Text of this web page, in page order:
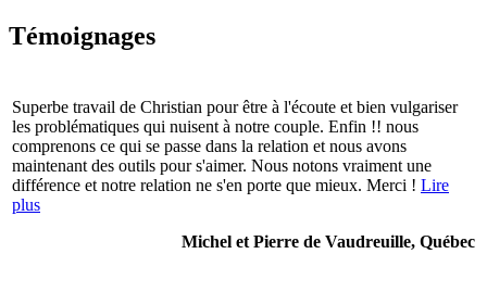
Témoignages
Superbe travail de Christian pour être à l'écoute et bien vulgariser
les problématiques qui nuisent à notre couple. Enfin !! nous
comprenons ce qui se passe dans la relation et nous avons
maintenant des outils pour s'aimer. Nous notons vraiment une
différence et notre relation ne s'en porte que mieux. Merci ! Lire
plus
Michel et Pierre de Vaudreuille, Québec